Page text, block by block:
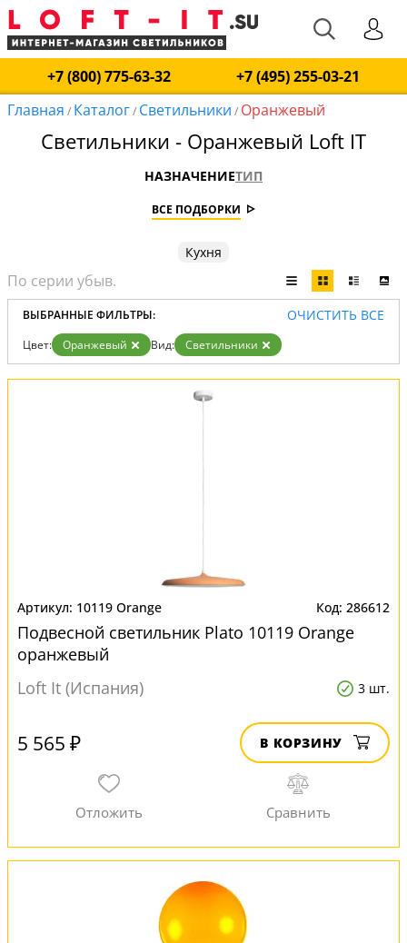
+7 (800) 775-63-32
+7 (495) 255-03-21
Главная / Каталог/ Светильники / Оранжевый
Светильники - Оранжевый Loft IT
НАЗНАЧЕНИЕТИП
ВСЕ ПОДБОРКИ
Кухня
ВЫБРАННЫЕ ФИЛЬТРЫ: ОЧИСТИТЬ ВСЕ
Цвет: Оранжевый Вид: Светильники
10119 Orange 286612
Подвесной светильник Plato 10119 Orange
оранжевый
Loft It (Испания)
3 шт.
5 565 ₽ В КОРЗИНУ